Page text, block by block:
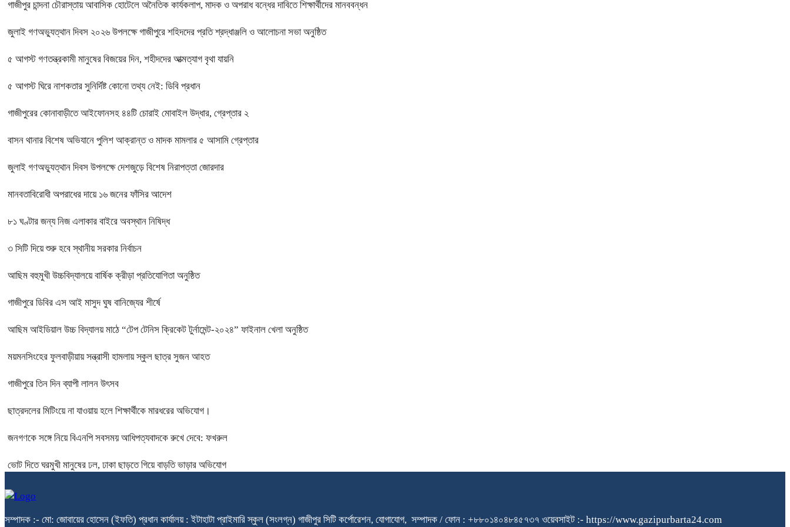
গাজীপুর চান্দনা চৌরাস্তায় আবাসিক হোটেলে অনৈতিক কার্যকলাপ, মাদক ও অপরাধ বন্ধের দাবিতে শিক্ষার্থীদের মানববন্ধন
জুলাই গণঅভ্যুত্থান দিবস ২০২৬ উপলক্ষে গাজীপুরে শহিদদের প্রতি শ্রদ্ধাঞ্জলি ও আলোচনা সভা অনুষ্ঠিত
৫ আগস্ট গণতন্ত্রকামী মানুষের বিজয়ের দিন, শহীদদের আত্মত্যাগ বৃথা যায়নি
৫ আগস্ট ঘিরে নাশকতার সুনির্দিষ্ট কোনো তথ্য নেই: ডিবি প্রধান
গাজীপুরের কোনাবাড়ীতে আইফোনসহ ৪৪টি চোরাই মোবাইল উদ্ধার, গ্রেপ্তার ২
বাসন থানার বিশেষ অভিযানে পুলিশ আক্রান্ত ও মাদক মামলার ৫ আসামি গ্রেপ্তার
জুলাই গণঅভ্যুত্থান দিবস উপলক্ষে দেশজুড়ে বিশেষ নিরাপত্তা জোরদার
মানবতাবিরোধী অপরাধের দায়ে ১৬ জনের ফাঁসির আদেশ
৮১ ঘণ্টার জন্য নিজ এলাকার বাইরে অবস্থান নিষিদ্ধ
৩ সিটি দিয়ে শুরু হবে স্থানীয় সরকার নির্বাচন
আছিম বহুমুখী উচ্চবিদ্যালয়ে বার্ষিক ক্রীড়া প্রতিযোগিতা অনুষ্ঠিত
গাজীপুরে ডিবির এস আই মাসুদ ঘুষ বানিজ্যের শীর্ষে
আছিম আইডিয়াল উচ্চ বিদ্যালয় মাঠে “টেপ টেনিস ক্রিকেট টুর্নামেন্ট-২০২৪” ফাইনাল খেলা অনুষ্ঠিত
ময়মনসিংহের ফুলবাড়ীয়ায় সন্ত্রাসী হামলায় স্কুল ছাত্র সুজন আহত
গাজীপুরে তিন দিন ব্যাপী লালন উৎসব
ছাত্রদলের মিটিংয়ে না যাওয়ায় হলে শিক্ষার্থীকে মারধরের অভিযোগ।
জনগণকে সঙ্গে নিয়ে বিএনপি সবসময় আধিপত্যবাদকে রুখে দেবে: ফখরুল
ভোট দিতে ঘরমুখী মানুষের ঢল, ঢাকা ছাড়তে গিয়ে বাড়তি ভাড়ার অভিযোগ
সম্পাদক :- মো: জোবায়ের হোসেন (ইফতি) প্রধান কার্যালয় : ইটাহাটা প্রাইমারি স্কুল (সংলগ্ন) গাজীপুর সিটি কর্পোরেশন, যোগাযোগ, সম্পাদক / ফোন : +৮৮০১৪০৪৮৪৫৭৩৭ ওয়েবসাইট :- https://www.gazipurbarta24.com